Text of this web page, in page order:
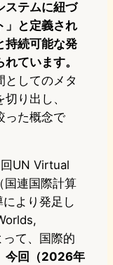
ステムに紐づ
」と定義され
持続可能な発
ています。
としてのメタ
り出し、
った概念で
UN Virtual
国連国際計算
より発足し
て、国際的
今回（2026年